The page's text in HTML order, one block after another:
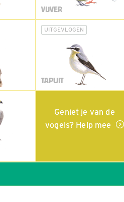
VIJVER
UITGEVLOGEN
TAPUIT
Geniet je van de
vogels? Help mee